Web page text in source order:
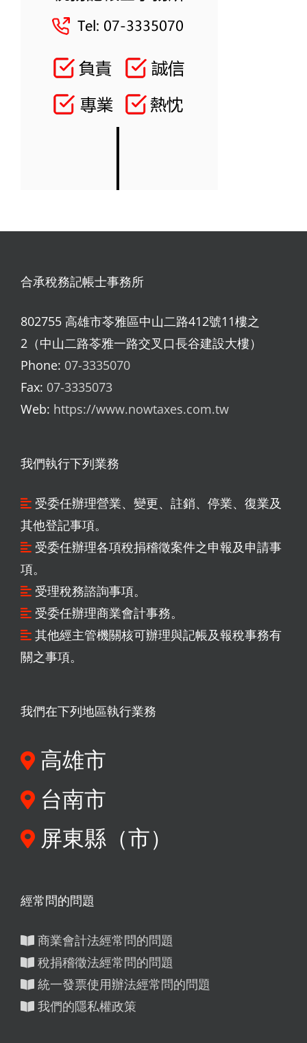
合承稅務記帳士事務所
802755 高雄市苓雅區中山二路412號11樓之
2（中山二路苓雅一路交叉口長谷建設大樓）
Phone: 07-3335070
Fax: 07-3335073
Web: https://www.nowtaxes.com.tw
我們執行下列業務
受委任辦理營業、變更、註銷、停業、復業及
其他登記事項。
受委任辦理各項稅捐稽徵案件之申報及申請事
項。
受理稅務諮詢事項。
受委任辦理商業會計事務。
其他經主管機關核可辦理與記帳及報稅事務有
關之事項。
我們在下列地區執行業務
高雄市
台南市
屏東縣（市）
經常問的問題
商業會計法經常問的問題
稅捐稽徵法經常問的問題
統一發票使用辦法經常問的問題
我們的隱私權政策